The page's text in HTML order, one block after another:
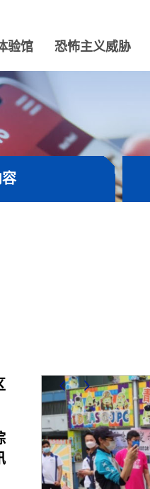
验馆 恐怖主义威胁